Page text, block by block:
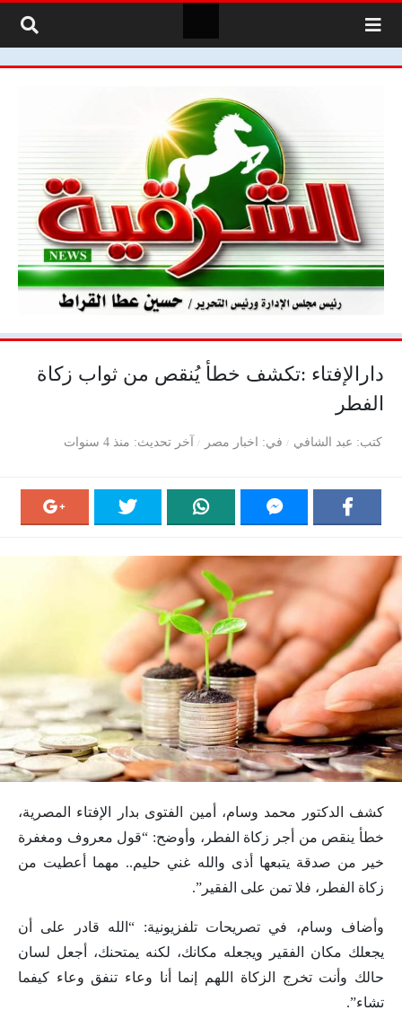
دارالإفتاء :تكشف خطأ يُنقص من ثواب زكاة
الفطر
كتب عبد الشافي في اخبار مصر آخر تحديث منذ 4 سنوات
كشف الدكتور محمد وسام، أمين الفتوى بدار الإفتاء المصرية،
خطأ ينقص من أجر زكاة الفطر، وأوضح: “قول معروف ومغفرة
خير من صدقة يتبعها أذى والله غني حليم.. مهما أعطيت من
زكاة الفطر، فلا تمن على الفقير”.
وأضاف وسام، في تصريحات تلفزيونية: “الله قادر على أن
يجعلك مكان الفقير ويجعله مكانك، لكنه يمتحنك، أجعل لسان
حالك وأنت تخرج الزكاة اللهم إنما أنا وعاء تنفق وعاء كيفما
تشاء”.